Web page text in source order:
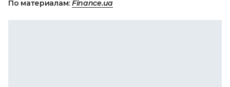
По материалам: Finance.ua